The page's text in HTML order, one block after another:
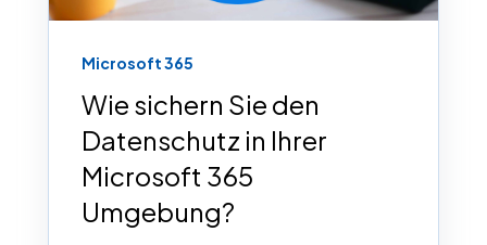
Microsoft 365
Wie sichern Sie den
Datenschutz in Ihrer
Microsoft 365
Umgebung?